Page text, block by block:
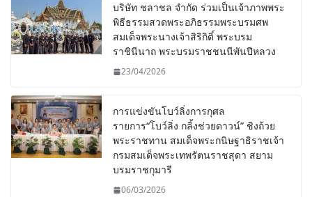
บริษัท ชลาชล จำกัด ร่วมเป็นเจ้าภาพพระ
พิธีธรรมสวดพระอภิธรรมพระบรมศพ
สมเด็จพระนางเจ้าสิริกิติ์ พระบรม
ราชินีนาถ พระบรมราชชนนีพันปีหลวง
23/04/2026
การแข่งขันโบว์ลิ่งการกุศล
รายการ“โบว์ลิ่ง กลิ้งช่วยดาวน์” ชิงถ้วย
พระราชทาน สมเด็จพระกนิษฐาธิราชเจ้า
กรมสมเด็จพระเทพรัตนราชสุดา สยาม
บรมราชกุมารี
06/03/2026